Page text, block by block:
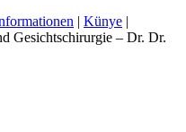
| Künye |
Gesichtschirurgie – Dr. Dr.